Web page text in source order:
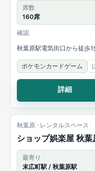
席数
160席
確認
秋葉原駅電気街口から徒歩
式情報では160席以上のフ
ポケモンカードゲーム
詳細
秋葉原 · レンタルスペース
ショップ娯楽屋 秋
最寄り
末広町駅 / 秋葉原駅